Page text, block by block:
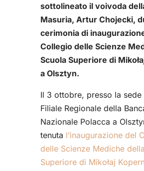
sottolineato il voivoda
Masuria, Artur Chojecki,
cerimonia di
Collegio delle Scienze
Scuola Superiore di
a Olsztyn.
Il 3 ottobre, presso la sede
Filiale Regionale della
Nazionale Polacca a
tenuta l’inaugurazione del
delle Scienze Mediche
Superiore di Mikołaj